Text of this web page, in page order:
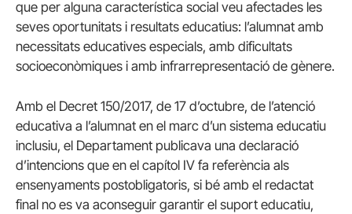
que per alguna característica social veu afectades les
seves oportunitats i resultats educatius: l’alumnat amb
necessitats educatives especials, amb dificultats
socioeconòmiques i amb infrarrepresentació de gènere.
Amb el Decret 150/2017, de 17 d’octubre, de l’atenció
educativa a l’alumnat en el marc d’un sistema educatiu
inclusiu, el Departament publicava una declaració
d’intencions que en el capítol IV fa referència als
ensenyaments postobligatoris, si bé amb el redactat
final no es va aconseguir garantir el suport educatiu,